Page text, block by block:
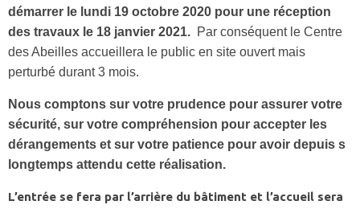
démarrer le lundi 19 octobre 2020 pour une réception
des travaux le 18 janvier 2021. Par conséquent le Centre
des Abeilles accueillera le public en site ouvert mais
perturbé durant 3 mois.
Nous comptons sur votre prudence pour assurer votre
sécurité, sur votre compréhension pour accepter les
dérangements et sur votre patience pour avoir depuis s
longtemps attendu cette réalisation.
L’entrée se fera par l’arrière du bâtiment et l’accueil sera